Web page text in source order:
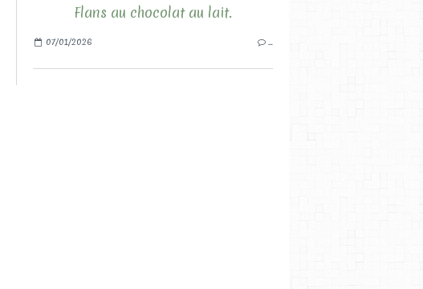
Flans au chocolat au lait.
07/01/2026 …